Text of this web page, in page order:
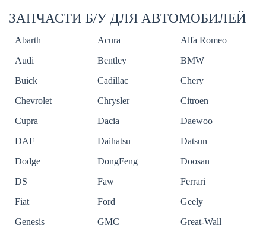
ЗАПЧАСТИ Б/У ДЛЯ АВТОМОБИЛЕЙ
Abarth Acura
Alfa Romeo
Audi
Bentley
BMW
Buick
Cadillac
Chery
Chevrolet
Chrysler
Citroen
Cupra
Dacia
Daewoo
DAF
Daihatsu
Datsun
Dodge
DongFeng
Doosan
DS
Faw
Ferrari
Fiat
Ford
Geely
Genesis
GMC
Great-Wall